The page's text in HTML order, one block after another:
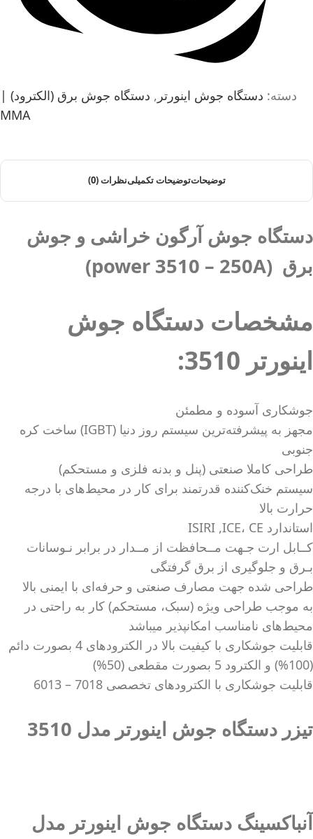
دسته: دستگاه جوش اینورتر , دستگاه جوش برق (الکترود) |
MMA
توضیحاتتوضیحات تکمیلینظرات (0)
دستگاه جوش آرگون خراشی و جوش
برق (power 3510 – 250A)
مشخصات دستگاه جوش
اینورتر 3510:
جوشکاری آسوده و مطمئن
مجهز به پیشرفته‌ترین سیستم روز دنیا (IGBT) ساخت کره
جنوبی
طراحی کاملا صنعتی (پنل و بدنه فلزی و مستحکم)
سیستم خنک‌کننده قدرتمند برای کار در محیط‌های با درجه
حرارت بالا
استاندارد ISIRI ,ICE، CE
کــابل ارت جـهت مــحافظت از مــدار در برابر نـوسانات
بـرق و جلوگیری از برق گرفتگی
طراحی شده جهت مصارف صنعتی و حرفه‌ای با ایمنی بالا
به موجب طراحی ویژه (سبک، مستحکم) کار به راحتی در
محیط‌های نامناسب امکانپذیر میباشد
قابلیت جوشکاری با کیفیت بالا در الکترودهای 4 بصورت دائم
(100%) و الکترود 5 بصورت مقطعی (50%)
قابلیت جوشکاری با الکترودهای تخصصی 7018 – 6013
تیزر دستگاه جوش اینورتر مدل 3510
آنباکسینگ دستگاه جوش اینورتر مدل